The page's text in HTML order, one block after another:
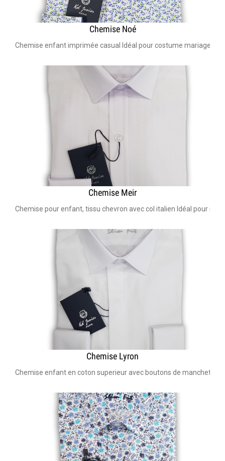
Chemise Noé
Chemise enfant imprimée casual Idéal pour costume mariage,
Chemise Meir
Chemise pour enfant, tissu chevron avec col italien Idéal pour
Chemise Lyron
Chemise enfant en coton superieur avec boutons de manchettes